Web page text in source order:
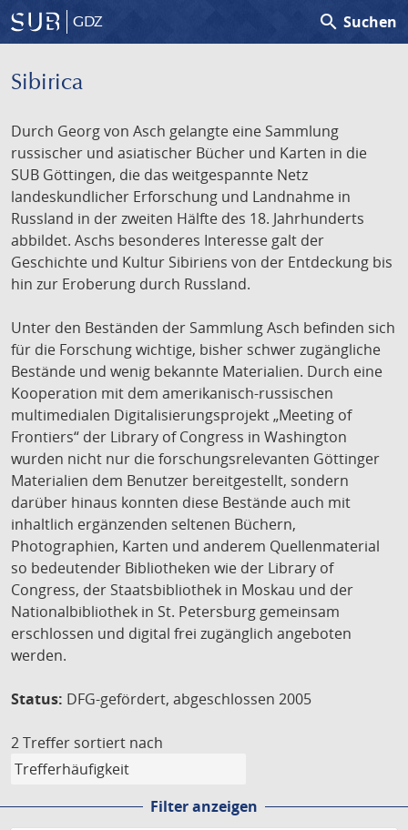
GDZ search Suchen
Sibirica
Durch Georg von Asch gelangte eine Sammlung
russischer und asiatischer Bücher und Karten in die
SUB Göttingen, die das weitgespannte Netz
landeskundlicher Erforschung und Landnahme in
Russland in der zweiten Hälfte des 18. Jahrhunderts
abbildet. Aschs besonderes Interesse galt der
Geschichte und Kultur Sibiriens von der Entdeckung bis
hin zur Eroberung durch Russland.
Unter den Beständen der Sammlung Asch befinden sich
für die Forschung wichtige, bisher schwer zugängliche
Bestände und wenig bekannte Materialien. Durch eine
Kooperation mit dem amerikanisch-russischen
multimedialen Digitalisierungsprojekt „Meeting of
Frontiers“ der Library of Congress in Washington
wurden nicht nur die forschungsrelevanten Göttinger
Materialien dem Benutzer bereitgestellt, sondern
darüber hinaus konnten diese Bestände auch mit
inhaltlich ergänzenden seltenen Büchern,
Photographien, Karten und anderem Quellenmaterial
so bedeutender Bibliotheken wie der Library of
Congress, der Staatsbibliothek in Moskau und der
Nationalbibliothek in St. Petersburg gemeinsam
erschlossen und digital frei zugänglich angeboten
werden.
Status: DFG-gefördert, abgeschlossen 2005
2 Treffer sortiert nach
Filter anzeigen